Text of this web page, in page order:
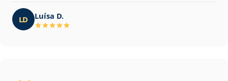
LD Luísa D.